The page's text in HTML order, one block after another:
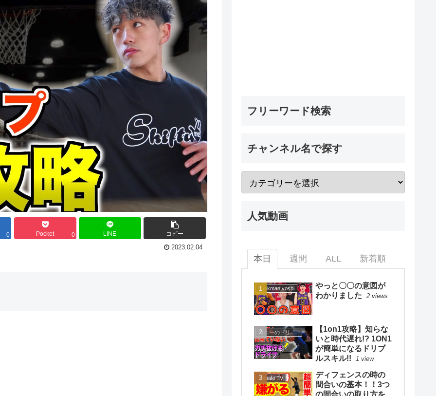
0 Pocket 0 LINE コピー
2023.02.04
フリーワード検索
チャンネル名で探す
人気動画
本日 週間 ALL 新着順
dunkman yoshi
やっと〇〇の意図が
わかりました
2 views
コニーのドリブルスクール
【1on1攻略】知らな
いと時代遅れ!? 1ON1
が簡単になるドリブ
ルスキル!!
1 view
mituaki TV
ディフェンスの時の
間合いの基本！！3つ